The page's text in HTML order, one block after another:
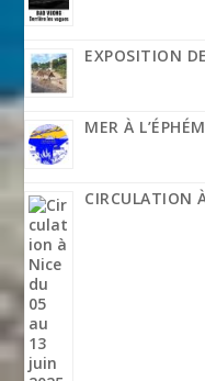
EXPOSITION
MER À
CIRCULATION